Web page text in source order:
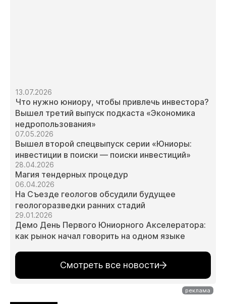
13.07.2026
Что нужно юниору, чтобы привлечь инвестора?
Вышел третий выпуск подкаста «Экономика
недропользования»
07.05.2026
Вышел второй спецвыпуск серии «Юниоры:
инвестиции в поиски — поиски инвестиций»
28.04.2026
Магия тендерных процедур
06.04.2026
На Съезде геологов обсудили будущее
геологоразведки ранних стадий
29.01.2026
Демо День Первого Юниорного Акселератора:
как рынок начал говорить на одном языке
Смотреть все новости